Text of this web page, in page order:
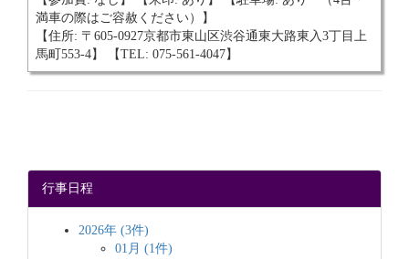
満車の際はご容赦ください）】
【住所: 〒605-0927京都市東山区渋谷通東大路東入3丁目上
馬町553-4】 【TEL: 075-561-4047】
行事日程
2026年 (3件)
01月 (1件)